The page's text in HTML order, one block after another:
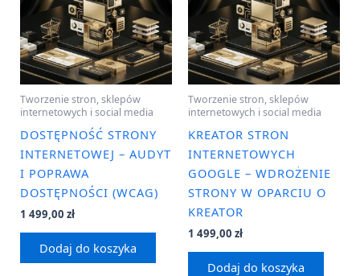
Tworzenie stron, sklepów
internetowych i social media
DOSTĘPNOŚĆ STRONY
INTERNETOWEJ – AUDYT
I POPRAWA
DOSTĘPNOŚCI (WCAG)
1 499,00 zł
Dodaj do koszyka
Tworzenie stron, sklepów
internetowych i social media
KREATOR STRON
INTERNETOWYCH
GOOGLE – WDROŻENIE
STRONY W OPARCIU O
KREATOR
1 499,00 zł
Dodaj do koszyka